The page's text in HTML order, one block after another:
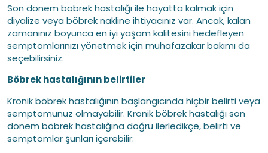
Son dönem böbrek hastalığı ile hayatta kalmak için
diyalize veya böbrek nakline ihtiyacınız var. Ancak, kalan
zamanınız boyunca en iyi yaşam kalitesini hedefleyen
semptomlarınızı yönetmek için muhafazakar bakımı da
seçebilirsiniz.
Böbrek hastalığının belirtiler
Kronik böbrek hastalığının başlangıcında hiçbir belirti veya
semptomunuz olmayabilir. Kronik böbrek hastalığı son
dönem böbrek hastalığına doğru ilerledikçe, belirti ve
semptomlar şunları içerebilir: